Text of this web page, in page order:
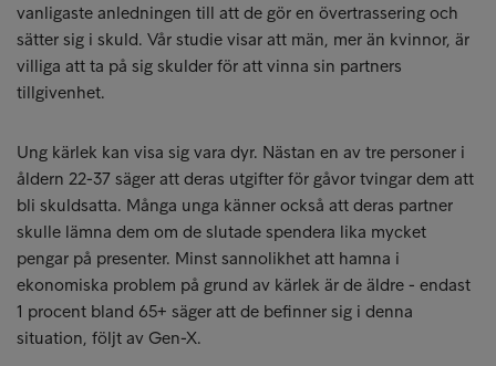
vanligaste anledningen till att de gör en övertrassering och
sätter sig i skuld. Vår studie visar att män, mer än kvinnor, är
villiga att ta på sig skulder för att vinna sin partners
tillgivenhet.
Ung kärlek kan visa sig vara dyr. Nästan en av tre personer i
åldern 22-37 säger att deras utgifter för gåvor tvingar dem att
bli skuldsatta. Många unga känner också att deras partner
skulle lämna dem om de slutade spendera lika mycket
pengar på presenter. Minst sannolikhet att hamna i
ekonomiska problem på grund av kärlek är de äldre - endast
1 procent bland 65+ säger att de befinner sig i denna
situation, följt av Gen-X.